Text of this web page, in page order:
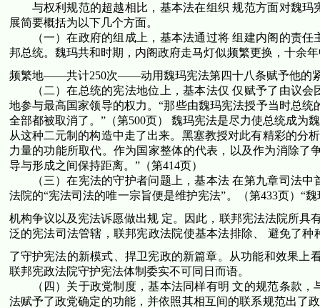
与权利规范的超越相比，基本法在组织 规范方面对魏
展简要概括为以下几个方面。
（一）在政府的组成上，基本法通过将 组建内阁的责
邦总统。魏玛共和时期，内阁政府走马灯似频繁更换，十余
频繁地——共计250次——动用魏玛宪法第四十八条赋予他的
（二）在总统的宪法地位上，基本法仅 仅赋予了由议
地参与最高国家领导的权力。“那些由魏玛宪法授予当时总
全部都被取消了。”（第500页） 魏玛宪法是尽力使总统成为
从这种二元制的构造中走了出来。黑塞教授对此有精彩的分
力量的功能所取代。作为国家整体的代表，以及作为消除
导与形成之间保持距离。”（第414页）
（三）在宪法的守护者问题上，基本法 在第九章司法
法院的“宪法司法的唯一宗旨便是维护宪法”。（第433页）“
机构争议以及宪法诉愿做出规 定。因此，联邦宪法法院所具
泛的宪法司法管辖，联邦宪政法院使基本法排除、 避免了
了守护宪法的新模式、捍卫宪政的新篇章。从功能和效果上
联邦宪政法院守护宪法体制委实不可同日而语。
（四）关于政党制度，基本法同样有明 文的规范条款
法赋予了政党确定的功能，并依照其相互间的联系规范出了